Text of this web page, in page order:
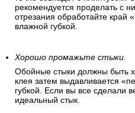
рекомендуется проделать с
отрезания обработайте край
влажной губкой.
Хорошо промажьте стыки.
Обойные стыки должны быть
клея затем выдавливается
губкой. Если вы все сделали
идеальный стык.